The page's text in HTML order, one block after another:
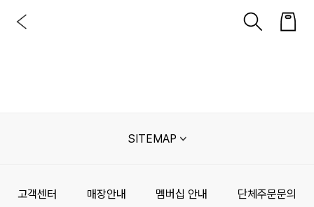
SITEMAP
고객센터 매장안내 멤버십 안내 단체주문문의